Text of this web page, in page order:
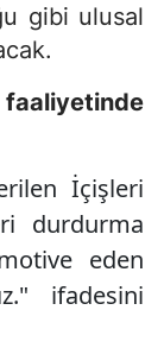
gibi ulusal
faaliyetinde
İçişleri
durdurma
eden
ifadesini